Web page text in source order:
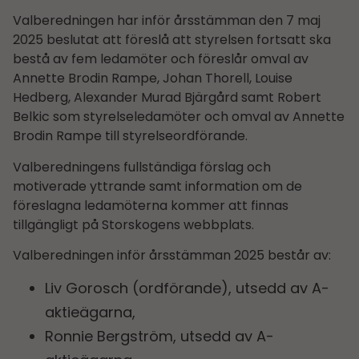
Valberedningen har inför årsstämman den 7 maj
2025 beslutat att föreslå att styrelsen fortsatt ska
bestå av fem ledamöter och föreslår omval av
Annette Brodin Rampe, Johan Thorell, Louise
Hedberg, Alexander Murad Bjärgård samt Robert
Belkic som styrelseledamöter och omval av Annette
Brodin Rampe till styrelseordförande.
Valberedningens fullständiga förslag och
motiverade yttrande samt information om de
föreslagna ledamöterna kommer att finnas
tillgängligt på Storskogens webbplats.
Valberedningen inför årsstämman 2025 består av:
Liv Gorosch (ordförande), utsedd av A-
aktieägarna,
Ronnie Bergström, utsedd av A-